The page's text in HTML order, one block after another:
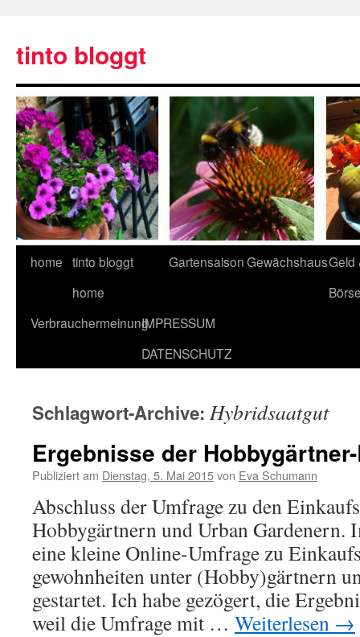
tinto bloggt
home tinto bloggt
home
GartensaisonGewächshausGeld
VerbrauchermeinungIMPRESSUM
DATENSCHUTZ
Schlagwort-Archive: Hybridsaatgut
Ergebnisse der
Publiziert am Dienstag, 5. Mai 2015von Eva Schumann
Abschluss der Umfrage zu den
Hobbygärtnern und Urban Gardenern.
eine kleine Online-Umfrage zu
gewohnheiten unter (Hobby)gärtnern
gestartet. Ich habe gezögert, die
weil die Umfrage mit … Weiterlesen →